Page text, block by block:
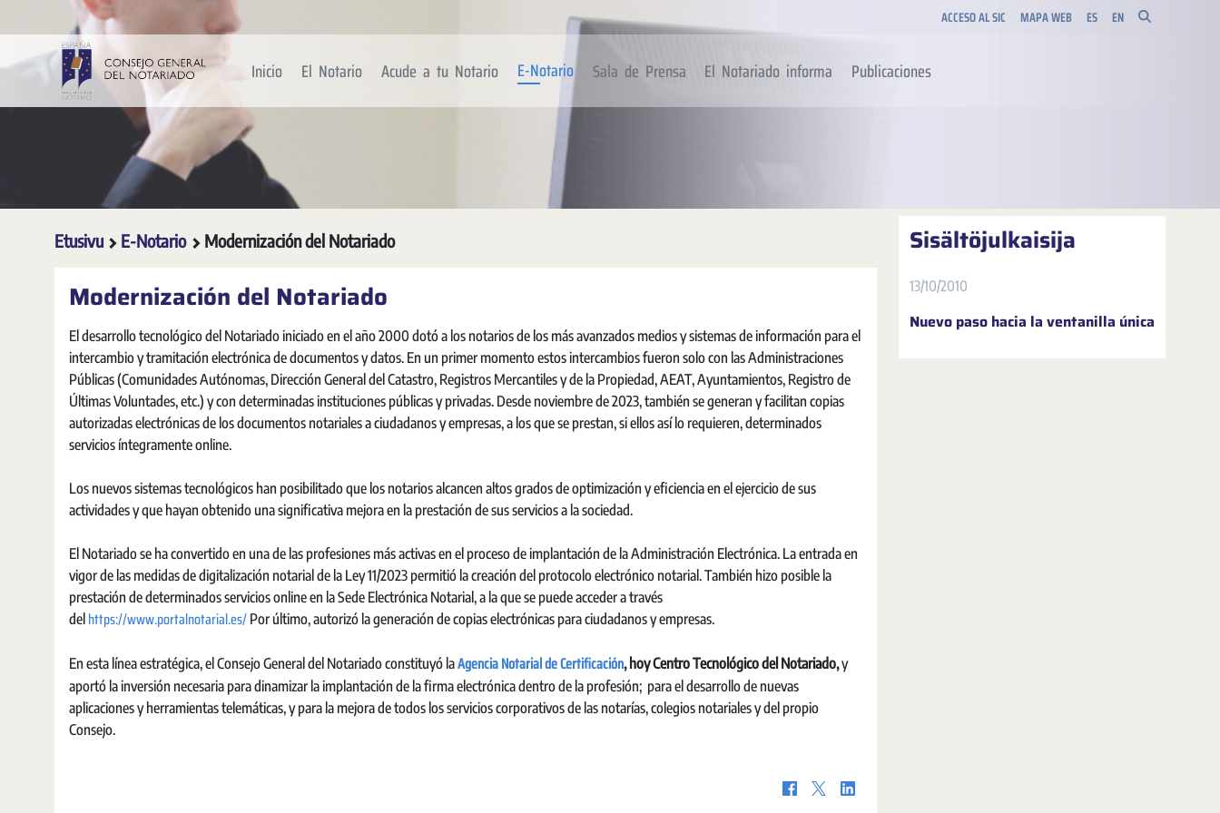
Siirry pääsisältöön ACCESO AL SIC MAPA WEB ES EN
Inicio El Notario Acude a tu Notario E-Notario Sala de Prensa El Notariado informa Publicaciones
Etusivu E-Notario Modernización del Notariado
Modernización del Notariado
El desarrollo tecnológico del Notariado iniciado en el año 2000 dotó a los notarios de los más avanzados medios y sistemas de información para el
intercambio y tramitación electrónica de documentos y datos. En un primer momento estos intercambios fueron solo con las Administraciones
Públicas (Comunidades Autónomas, Dirección General del Catastro, Registros Mercantiles y de la Propiedad, AEAT, Ayuntamientos, Registro de
Últimas Voluntades, etc.) y con determinadas instituciones públicas y privadas. Desde noviembre de 2023, también se generan y facilitan copias
autorizadas electrónicas de los documentos notariales a ciudadanos y empresas, a los que se prestan, si ellos así lo requieren, determinados
servicios íntegramente online.
Los nuevos sistemas tecnológicos han posibilitado que los notarios alcancen altos grados de optimización y eficiencia en el ejercicio de sus
actividades y que hayan obtenido una significativa mejora en la prestación de sus servicios a la sociedad.
El Notariado se ha convertido en una de las profesiones más activas en el proceso de implantación de la Administración Electrónica. La entrada en
vigor de las medidas de digitalización notarial de la Ley 11/2023 permitió la creación del protocolo electrónico notarial. También hizo posible la
prestación de determinados servicios online en la Sede Electrónica Notarial, a la que se puede acceder a través
del https://www.portalnotarial.es/ Por último, autorizó la generación de copias electrónicas para ciudadanos y empresas.
En esta línea estratégica, el Consejo General del Notariado constituyó laAgencia Notarial de Certificación, hoy Centro Tecnológico del Notariado,y
aportó la inversión necesaria para dinamizar la implantación de la firma electrónica dentro de la profesión; para el desarrollo de nuevas
aplicaciones y herramientas telemáticas, y para la mejora de todos los servicios corporativos de las notarías, colegios notariales y del propio
Consejo.
Sisältöjulkaisija
13/10/2010
Nuevo paso hacia la ventanilla única